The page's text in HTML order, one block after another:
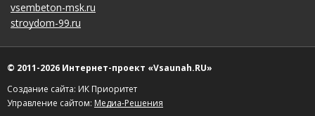
vsembeton-msk.ru
stroydom-99.ru
© 2011-2026 Интернет-проект «Vsaunah.RU»
Создание сайта: ИК Приоритет
Управление сайтом: Медиа-Решения